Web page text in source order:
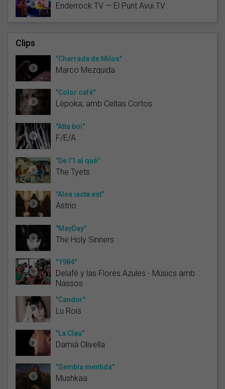
Enderrock TV — El Punt Avui TV
Clips
"Charrada de Milos"
Marco Mezquida
"Color café"
Lèpoka, amb Celtas Cortos
"Atta boi"
F/E/A
"De l'1 al què"
The Tyets
"Alea iacta est"
Astrio
"MayDay"
The Holy Sinners
"1984"
Delafé y las Flores Azules - Músics amb
Nassos
"Candor"
Lu Rois
"La Clau"
Damià Olivella
"Sembla mentida"
Mushkaa